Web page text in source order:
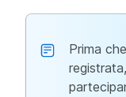
Prima